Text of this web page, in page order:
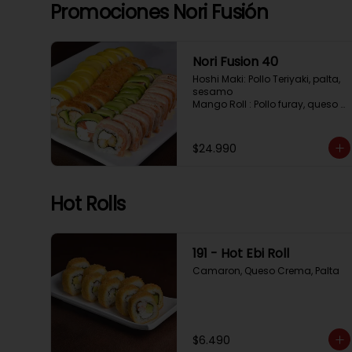
California Caprese: Tomate,
Promociones Nori Fusión
Nori Fusion 40
Hoshi Maki: Pollo Teriyaki, palta,
sesamo
Mango Roll : Pollo furay, queso
Avocado Oriental: Salmon,
Kanikama, Queso crema,
$24.990
Hot Rolls
191 - Hot Ebi Roll
Camaron, Queso Crema, Palta
$6.490